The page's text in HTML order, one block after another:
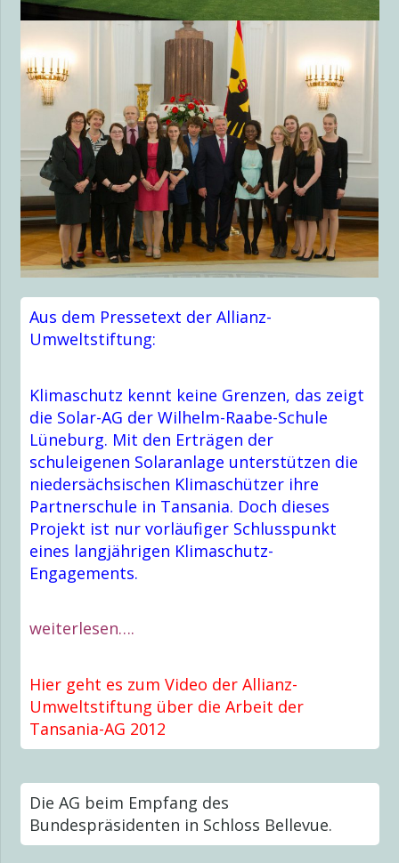
Aus dem Pressetext der Allianz-
Umweltstiftung:
Klimaschutz kennt keine Grenzen, das zeigt
die Solar-AG der Wilhelm-Raabe-Schule
Lüneburg. Mit den Erträgen der
schuleigenen Solaranlage unterstützen die
niedersächsischen Klimaschützer ihre
Partnerschule in Tansania. Doch dieses
Projekt ist nur vorläufiger Schlusspunkt
eines langjährigen Klimaschutz-
Engagements.
weiterlesen….
Hier geht es zum Video der Allianz-
Umweltstiftung über die Arbeit der
Tansania-AG 2012
Die AG beim Empfang des
Bundespräsidenten in Schloss Bellevue.